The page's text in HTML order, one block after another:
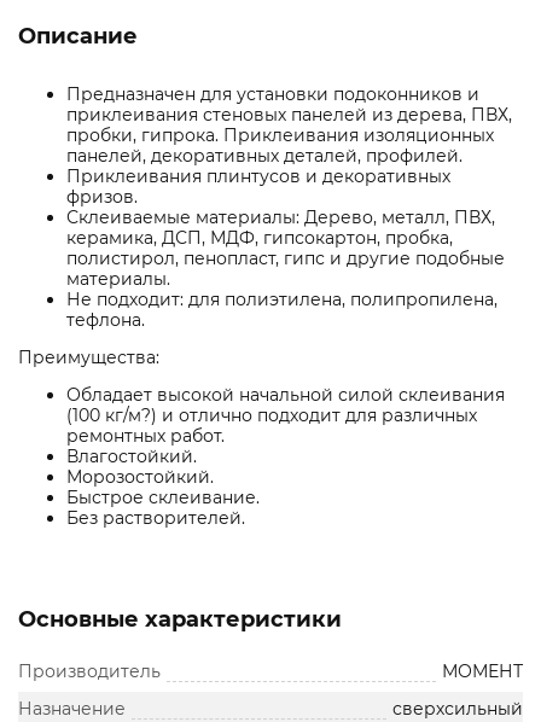
Описание
Предназначен для установки подоконников и
приклеивания стеновых панелей из дерева, ПВХ,
пробки, гипрока. Приклеивания изоляционных
панелей, декоративных деталей, профилей.
Приклеивания плинтусов и декоративных
фризов.
Склеиваемые материалы: Дерево, металл, ПВХ,
керамика, ДСП, МДФ, гипсокартон, пробка,
полистирол, пенопласт, гипс и другие подобные
материалы.
Не подходит: для полиэтилена, полипропилена,
тефлона.
Преимущества:
Обладает высокой начальной силой склеивания
(100 кг/м?) и отлично подходит для различных
ремонтных работ.
Влагостойкий.
Морозостойкий.
Быстрое склеивание.
Без растворителей.
Основные характеристики
Производитель
МОМЕНТ
Назначение
сверхсильный